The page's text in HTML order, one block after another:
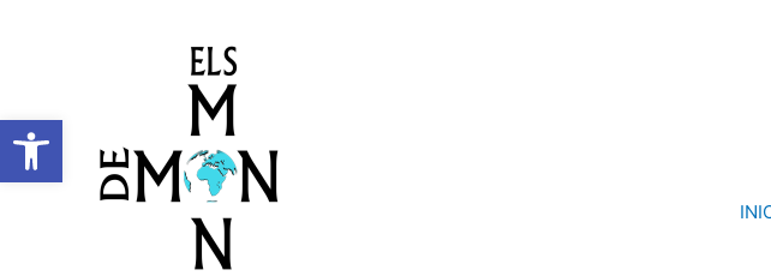
Obre la barra d'eines